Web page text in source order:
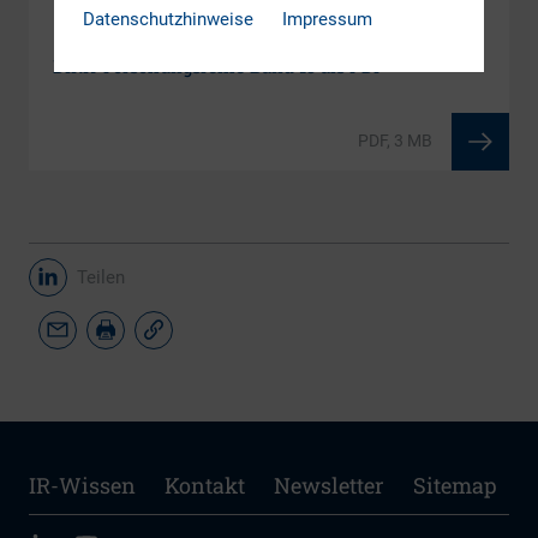
DIRK-Forschungsreihe Band 13 als PDF
PDF, 3 MB
Teilen
IR-Wissen Kontakt Newsletter Sitemap
Datenschutzhinweise Impressum